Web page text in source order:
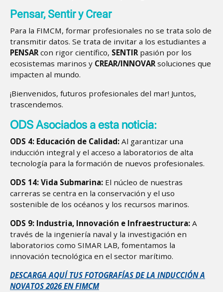
Pensar, Sentir y Crear
Para la FIMCM, formar profesionales no se trata solo de
transmitir datos. Se trata de invitar a los estudiantes a
PENSAR con rigor científico, SENTIR pasión por los
ecosistemas marinos y CREAR/INNOVAR soluciones que
impacten al mundo.
¡Bienvenidos, futuros profesionales del mar! Juntos,
trascendemos.
ODS Asociados a esta noticia:
ODS 4: Educación de Calidad: Al garantizar una
inducción integral y el acceso a laboratorios de alta
tecnología para la formación de nuevos profesionales.
ODS 14: Vida Submarina: El núcleo de nuestras
carreras se centra en la conservación y el uso
sostenible de los océanos y los recursos marinos.
ODS 9: Industria, Innovación e Infraestructura: A
través de la ingeniería naval y la investigación en
laboratorios como SIMAR LAB, fomentamos la
innovación tecnológica en el sector marítimo.
DESCARGA AQUÍ TUS FOTOGRAFÍAS DE LA INDUCCIÓN A
NOVATOS 2026 EN FIMCM